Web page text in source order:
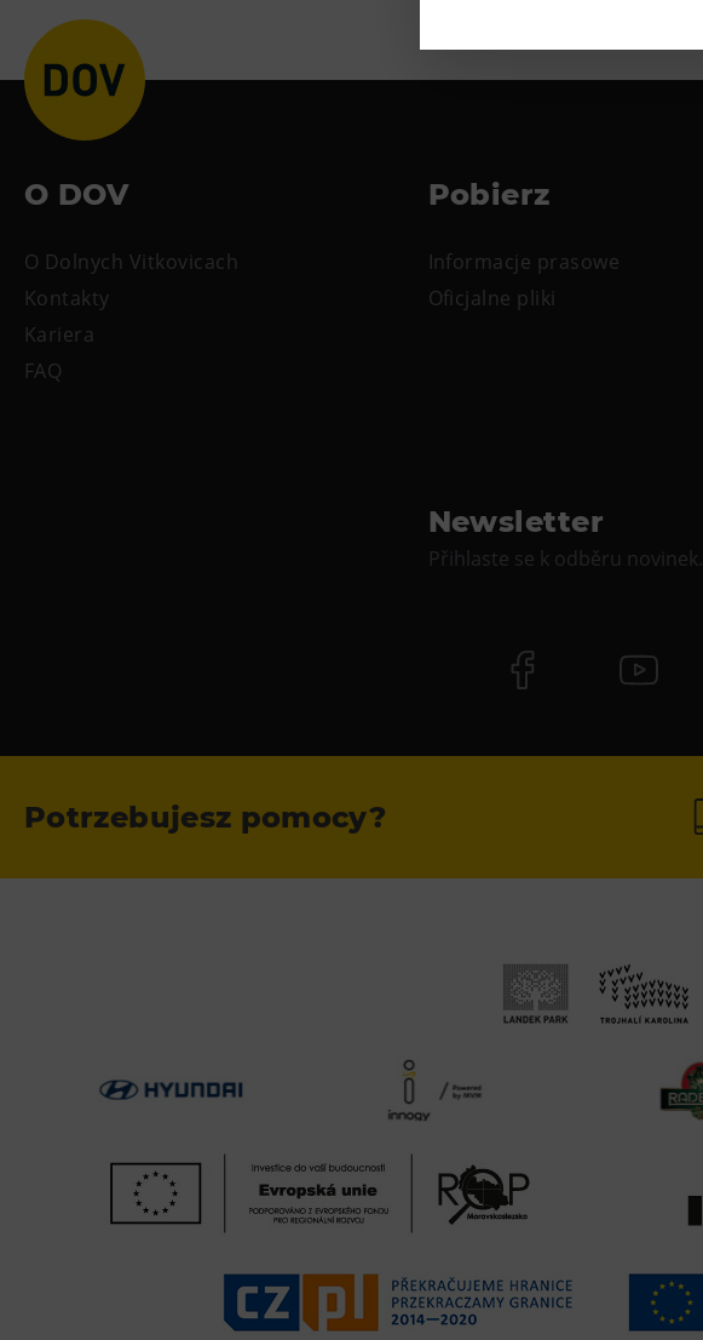
O DOV
O Dolnych Vitkovicach
Kontakty
Kariera
FAQ
Pobierz
Informacje prasowe
Oficjalne pliki
Newsletter
Přihlaste se k odběru novinek.
Potrzebujesz pomocy?